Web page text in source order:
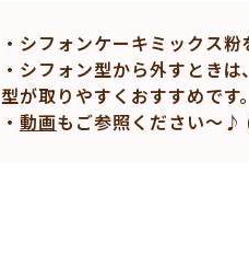
・シフォンケーキミックス粉
・シフォン型から外すとき
型が取りやすくおすすめです。
・ 動画もご参照ください～♪